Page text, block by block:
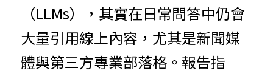
（LLMs），其實在日常問答中仍會
大量引用線上內容，尤其是新聞媒
體與第三方專業部落格。報告指